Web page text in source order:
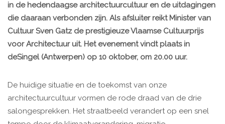
in de hedendaagse architectuurcultuur en de uitdagingen
die daaraan verbonden zijn. Als afsluiter reikt Minister van
Cultuur Sven Gatz de prestigieuze Vlaamse Cultuurprijs
voor Architectuur uit. Het evenement vindt plaats in
deSingel (Antwerpen) op 10 oktober, om 20.00 uur.
De huidige situatie en de toekomst van onze
architectuurcultuur vormen de rode draad van de drie
salongesprekken. Het straatbeeld verandert op een snel